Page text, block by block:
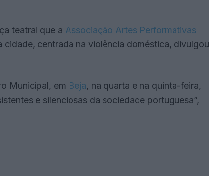
teatral que a Associação Artes Performativas
cidade, centrada na violência doméstica, divulgou
Municipal, em Beja, na quarta e na quinta-feira,
e silenciosas da sociedade portuguesa”,